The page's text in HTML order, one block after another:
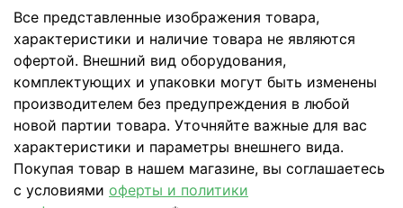
Все представленные изображения товара,
характеристики и наличие товара не являются
офертой. Внешний вид оборудования,
комплектующих и упаковки могут быть изменены
производителем без предупреждения в любой
новой партии товара. Уточняйте важные для вас
характеристики и параметры внешнего вида.
Покупая товар в нашем магазине, вы соглашаетесь
с условиями оферты и политики